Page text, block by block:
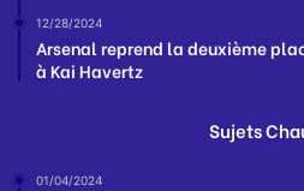
12/28/2024
Arsenal reprend la deuxième
à Kai Havertz
Sujets
01/04/2024